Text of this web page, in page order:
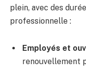
plein, avec des
professionnelle :
Employés et
renouvellement